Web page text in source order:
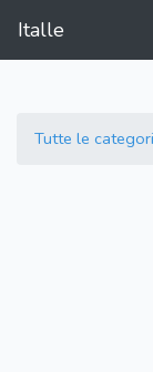
Italle
Tutte le